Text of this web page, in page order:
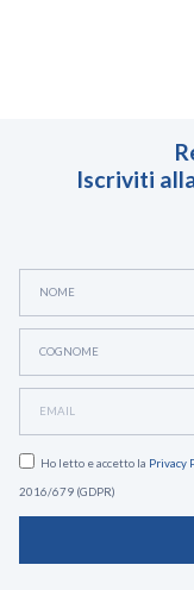
Iscriviti
Ho letto e accetto la Privacy
2016/679 (GDPR)